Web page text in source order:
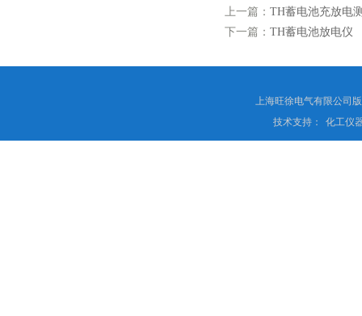
上一篇： TH蓄电池充放电
下一篇： TH蓄电池放电仪
上海旺徐电气有限公司
技术支持：
化工仪